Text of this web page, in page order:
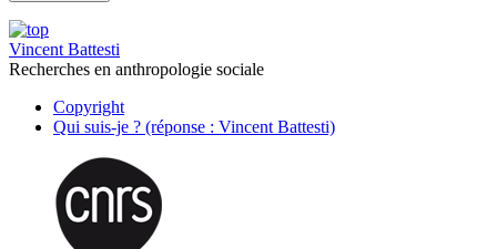
Vincent Battesti
Recherches en anthropologie sociale
Copyright
Qui suis-je ? (réponse : Vincent Battesti)